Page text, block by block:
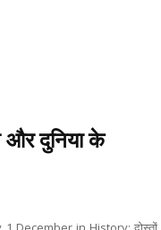
दुनिया के